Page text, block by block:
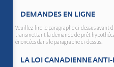
DEMANDES EN LIGNE
Veuillez lire le paragraphe ci-dessus avant
transmettant la demande de prêt
énoncées dans le paragraphe ci-dessus.
LA LOI CANADIENNE